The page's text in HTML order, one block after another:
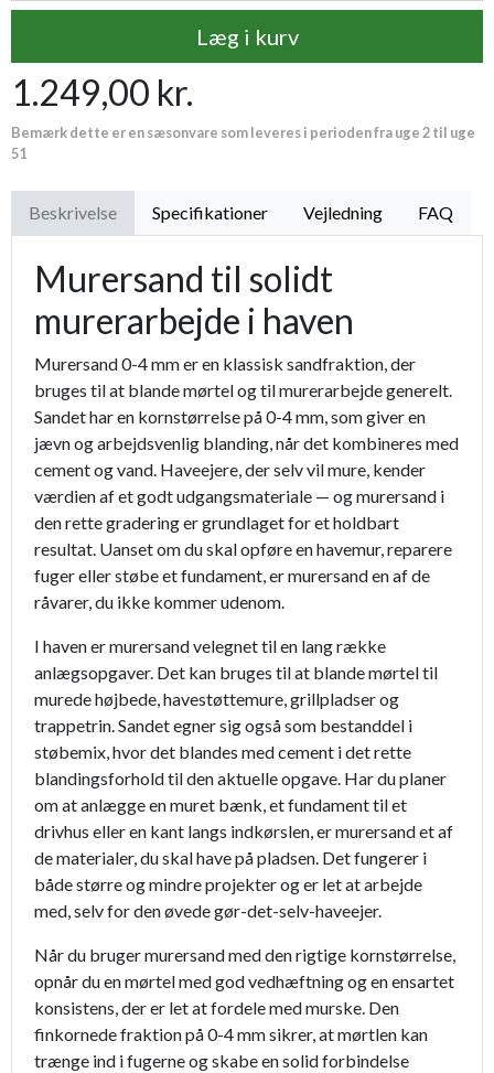
Premium læder handske Flutter
Proffesionel vandingspose 100 liter 149,95 kr.
Læg i kurv
1.249,00 kr.
Bemærk dette er en sæsonvare som leveres i perioden fra uge 2 til uge
51
Beskrivelse Specifikationer Vejledning FAQ
Murersand til solidt
murerarbejde i haven
Murersand 0-4 mm er en klassisk sandfraktion, der
bruges til at blande mørtel og til murerarbejde generelt.
Sandet har en kornstørrelse på 0-4 mm, som giver en
jævn og arbejdsvenlig blanding, når det kombineres med
cement og vand. Haveejere, der selv vil mure, kender
værdien af et godt udgangsmateriale — og murersand i
den rette gradering er grundlaget for et holdbart
resultat. Uanset om du skal opføre en havemur, reparere
fuger eller støbe et fundament, er murersand en af de
råvarer, du ikke kommer udenom.
I haven er murersand velegnet til en lang række
anlægsopgaver. Det kan bruges til at blande mørtel til
murede højbede, havestøttemure, grillpladser og
trappetrin. Sandet egner sig også som bestanddel i
støbemix, hvor det blandes med cement i det rette
blandingsforhold til den aktuelle opgave. Har du planer
om at anlægge en muret bænk, et fundament til et
drivhus eller en kant langs indkørslen, er murersand et af
de materialer, du skal have på pladsen. Det fungerer i
både større og mindre projekter og er let at arbejde
med, selv for den øvede gør-det-selv-haveejer.
Når du bruger murersand med den rigtige kornstørrelse,
opnår du en mørtel med god vedhæftning og en ensartet
konsistens, der er let at fordele med murske. Den
finkornede fraktion på 0-4 mm sikrer, at mørtlen kan
trænge ind i fugerne og skabe en solid forbindelse